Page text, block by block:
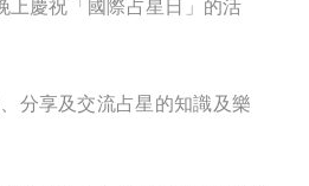
上慶祝「國際占星日」的活
分享及交流占星的知識及樂